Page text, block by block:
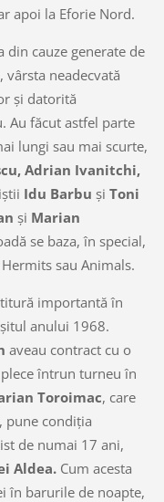
apoi la Eforie Nord.
din cauze generate de
vârsta neadecvată
şi datorită
Au făcut astfel parte
lungi sau mai scurte,
Adrian Ivanitchi,
Idu Barbu şi Toni
şi Marian
se baza, în special,
sau Animals.
importantă în
anului 1968.
aveau contract cu o
întrun turneu în
Toroimac, care
pune condiţia
de numai 17 ani,
Aldea.Cum acesta
în barurile de noapte,